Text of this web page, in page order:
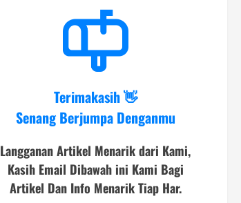
Terimakasih 👋
Senang Berjumpa Denganmu
Langganan Artikel Menarik dari Kami,
Kasih Email Dibawah ini Kami Bagi
Artikel Dan Info Menarik Tiap Har.